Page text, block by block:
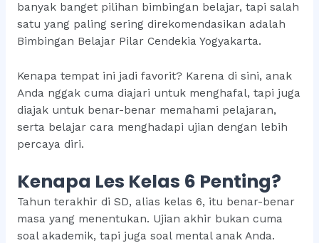
banyak banget pilihan bimbingan belajar, tapi salah
satu yang paling sering direkomendasikan adalah
Bimbingan Belajar Pilar Cendekia Yogyakarta.
Kenapa tempat ini jadi favorit? Karena di sini, anak
Anda nggak cuma diajari untuk menghafal, tapi juga
diajak untuk benar-benar memahami pelajaran,
serta belajar cara menghadapi ujian dengan lebih
percaya diri.
Kenapa Les Kelas 6 Penting?
Tahun terakhir di SD, alias kelas 6, itu benar-benar
masa yang menentukan. Ujian akhir bukan cuma
soal akademik, tapi juga soal mental anak Anda.